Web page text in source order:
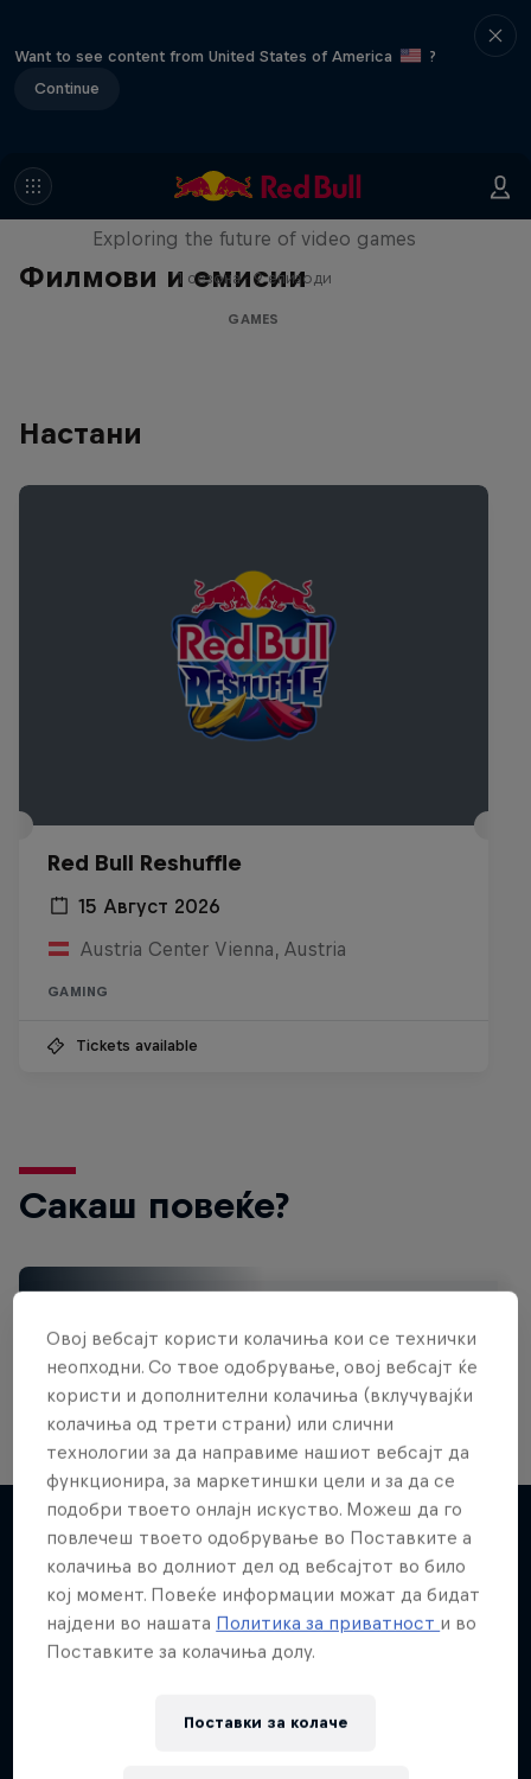
Want to see content from United States of America
?
Continue
Филмови и емисии
SCREENLAND
Exploring the future of video games
1 сезона · 9 епизоди
GAMES
Настани
Red Bull Reshuffle
15 Август 2026
Austria Center Vienna, Austria
GAMING
Tickets available
Сакаш повеќе?
Level up with the latest games and esports news,
reviews and films. Learn tips on how to improve …
Повеќе слична содржина
Овој вебсајт користи колачиња кои се технички
неопходни. Со твое одобрување, овој вебсајт ќе
користи и дополнителни колачиња (вклучувајќи
колачиња од трети страни) или слични
технологии за да направиме нашиот вебсајт да
функционира, за маркетиншки цели и за да се
подобри твоето онлајн искуство. Можеш да го
повлечеш твоето одобрување во Поставките а
колачиња во долниот дел од вебсајтот во било
кој момент. Повеќе информации можат да бидат
најдени во нашата Политика за приватност и во
Поставките за колачиња долу.
Поставки за колачe